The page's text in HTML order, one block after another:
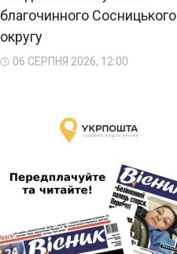
благочинного Сосницького
округу
06 СЕРПНЯ 2026, 12:00